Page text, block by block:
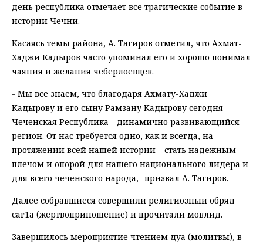
день республика отмечает все трагические событие в
истории Чечни.
Касаясь темы района, А. Тагиров отметил, что Ахмат-
Хаджи Кадыров часто упоминал его и хорошо понимал
чаяния и желания чеберлоевцев.
- Мы все знаем, что благодаря Ахмату-Хаджи
Кадырову и его сыну Рамзану Кадырову сегодня
Чеченская Республика - динамично развивающийся
регион. От нас требуется одно, как и всегда, на
протяжении всей нашей истории – стать надежным
плечом и опорой для нашего национального лидера и
для всего чеченского народа,- призвал А. Тагиров.
Далее собравшиеся совершили религиозный обряд
саг1а (жертвоприношение) и прочитали мовлид.
Завершилось мероприятие чтением дуа (молитвы), в